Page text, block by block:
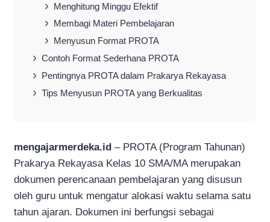
Menghitung Minggu Efektif
Membagi Materi Pembelajaran
Menyusun Format PROTA
Contoh Format Sederhana PROTA
Pentingnya PROTA dalam Prakarya Rekayasa
Tips Menyusun PROTA yang Berkualitas
mengajarmerdeka.id – PROTA (Program Tahunan)
Prakarya Rekayasa Kelas 10 SMA/MA merupakan
dokumen perencanaan pembelajaran yang disusun
oleh guru untuk mengatur alokasi waktu selama satu
tahun ajaran. Dokumen ini berfungsi sebagai